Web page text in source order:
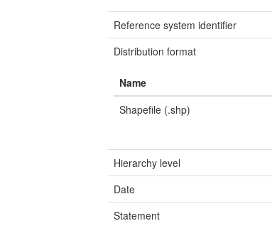
Reference system identifier
Distribution format
Name
Shapefile (.shp)
Hierarchy level
Date
Statement